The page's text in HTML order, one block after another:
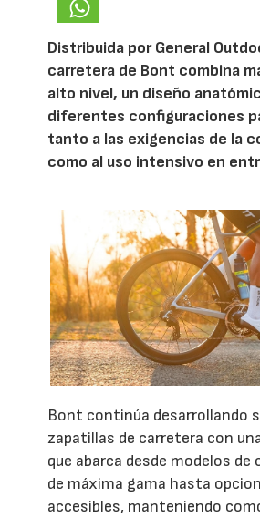
Distribuida por General
carretera de Bont combina
alto nivel, un diseño
diferentes configuraciones
tanto a las exigencias de la
como al uso intensivo en
Bont continúa desarrollando
zapatillas de carretera con
que abarca desde modelos
de máxima gama hasta
accesibles, manteniendo